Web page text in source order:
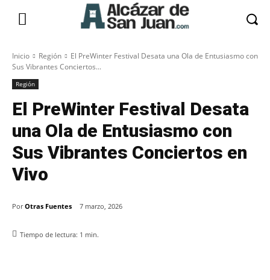
Inicio Región
El PreWinter Festival Desata una Ola de Entusiasmo con
Sus Vibrantes Conciertos...
Región
El PreWinter Festival Desata
una Ola de Entusiasmo con
Sus Vibrantes Conciertos en
Vivo
Por Otras Fuentes 7 marzo, 2026
Tiempo de lectura: 1 min.